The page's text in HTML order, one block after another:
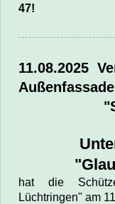
47!
11.08.2025
Außenfassade
hat die
Lüchtringen" am